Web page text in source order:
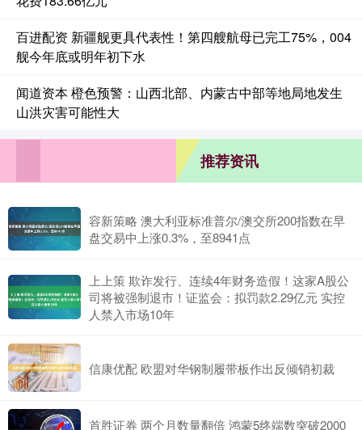
百进配资 新疆舰更具代表性！第四艘航母已完工75%，004
舰今年底或明年初下水
闻道资本 橙色预警：山西北部、内蒙古中部等地局地发生
山洪灾害可能性大
推荐资讯
容新策略 澳大利亚标准普尔/澳交所200指数在早
盘交易中上涨0.3%，至8941点
上上策 欺诈发行、连续4年财务造假！这家A股公
司将被强制退市！证监会：拟罚款2.29亿元 实控
人禁入市场10年
信康优配 欧盟对华钢制履带板作出反倾销初裁
首胜证券 两个月数量翻倍 鸿蒙5终端数突破2000